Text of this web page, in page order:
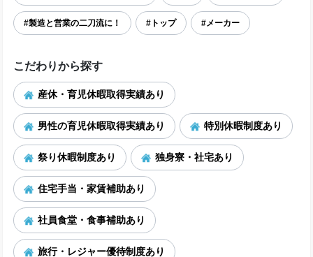
#製造と営業の二刀流に！ #トップ #メーカー
こだわりから探す
産休・育児休暇取得実績あり
男性の育児休暇取得実績あり 特別休暇制度あり
祭り休暇制度あり 独身寮・社宅あり
住宅手当・家賃補助あり
社員食堂・食事補助あり
旅行・レジャー優待制度あり